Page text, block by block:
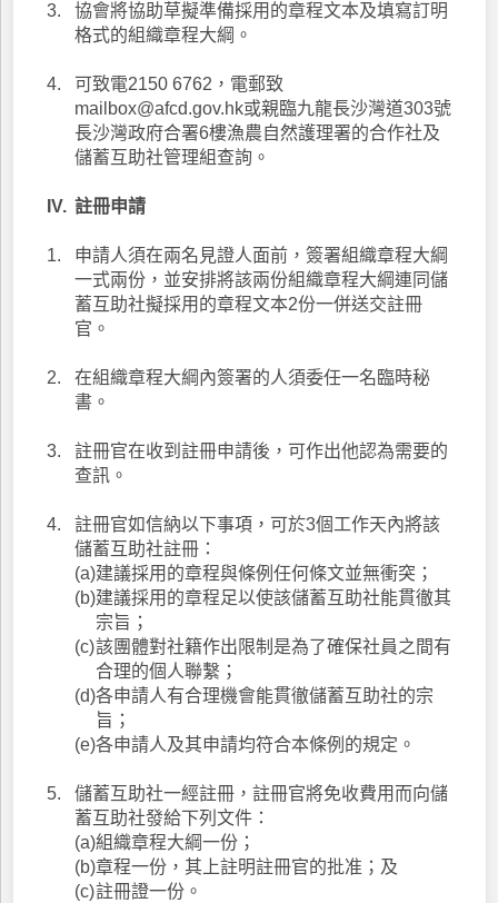
3.
協會將協助草擬準備採用的章程文本及填寫訂明
格式的組織章程大綱。
4.
可致電2150 6762，電郵致
mailbox@afcd.gov.hk或親臨九龍長沙灣道303號
長沙灣政府合署6樓漁農自然護理署的合作社及
儲蓄互助社管理組查詢。
IV. 註冊申請
1.
申請人須在兩名見證人面前，簽署組織章程大綱
一式兩份，並安排將該兩份組織章程大綱連同儲
蓄互助社擬採用的章程文本2份一併送交註冊
官。
2.
在組織章程大綱內簽署的人須委任一名臨時秘
書。
3.
註冊官在收到註冊申請後，可作出他認為需要的
查訊。
4.
註冊官如信納以下事項，可於3個工作天內將該
儲蓄互助社註冊：
(a)建議採用的章程與條例任何條文並無衝突；
(b)建議採用的章程足以使該儲蓄互助社能貫徹其
宗旨；
(c)該團體對社籍作出限制是為了確保社員之間有
合理的個人聯繫；
(d)各申請人有合理機會能貫徹儲蓄互助社的宗
旨；
(e)各申請人及其申請均符合本條例的規定。
5.
儲蓄互助社一經註冊，註冊官將免收費用而向儲
蓄互助社發給下列文件：
(a)組織章程大綱一份；
(b)章程一份，其上註明註冊官的批准；及
(c)註冊證一份。